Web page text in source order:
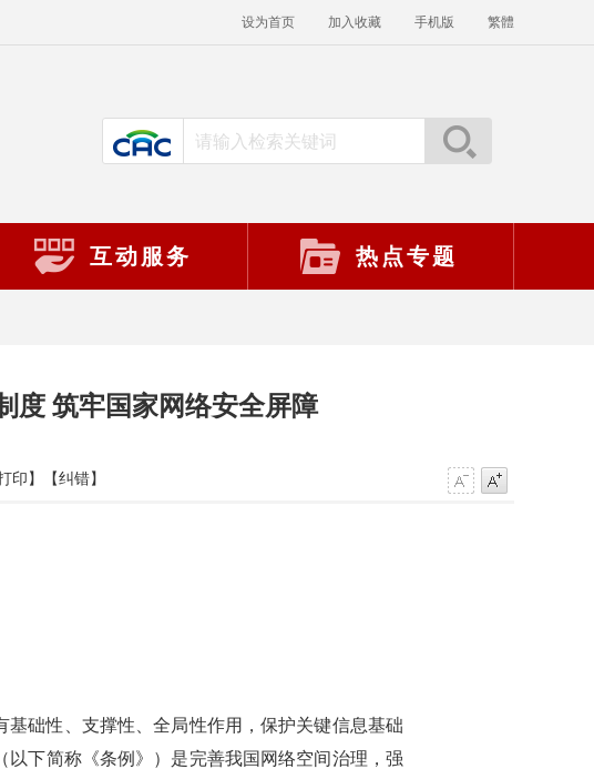
设为首页 加入收藏 手机版 繁體
互动服务 热点专题
度 筑牢国家网络安全屏障
印】 【纠错】
础性、支撑性、全局性作用，保护关键信息基础
下简称《条例》）是完善我国网络空间治理，强